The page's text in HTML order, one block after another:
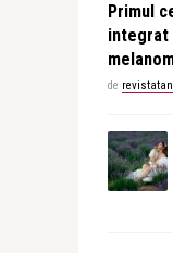
Primul
integrat
de